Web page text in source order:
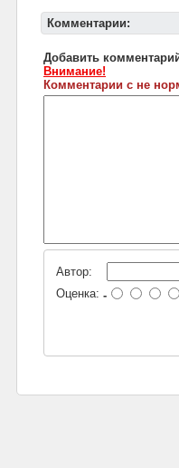
Комментарии:
Добавить
Внимание!
Комментарии с не
Автор:
Оценка: -